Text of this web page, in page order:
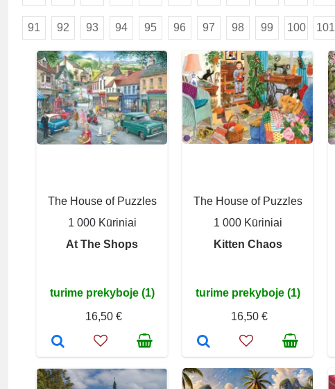
91 92 93 94 95 96 97 98 99 100 101
The House of Puzzles
1 000 Kūriniai
At The Shops
turime prekyboje (1)
16,50 €
The House of Puzzles
1 000 Kūriniai
Kitten Chaos
turime prekyboje (1)
16,50 €